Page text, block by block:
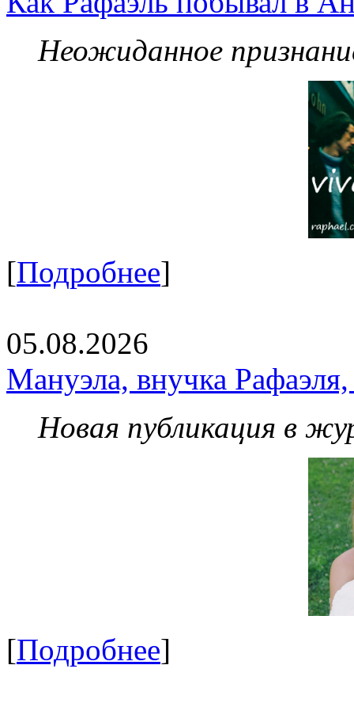
Неожиданное
[Подробнее]
05.08.2026
Мануэла, внучка
Новая публикация в
[Подробнее]